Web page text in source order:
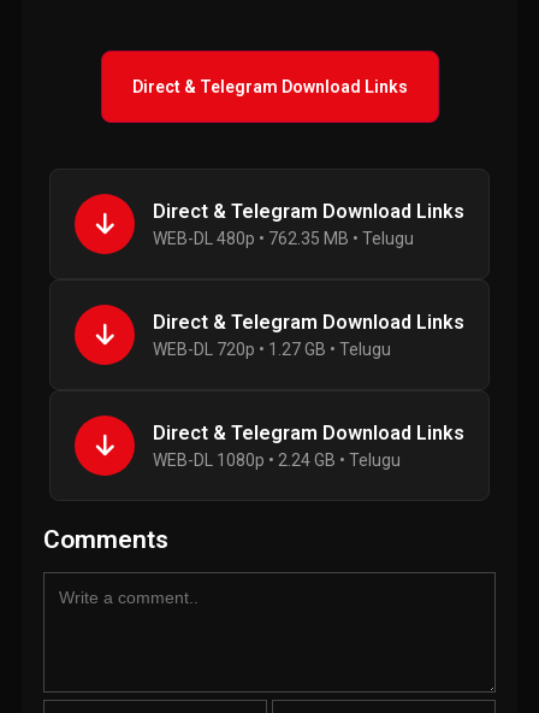
Direct & Telegram Download Links
Direct & Telegram Download Links
WEB-DL 480p • 762.35 MB • Telugu
Direct & Telegram Download Links
WEB-DL 720p • 1.27 GB • Telugu
Direct & Telegram Download Links
WEB-DL 1080p • 2.24 GB • Telugu
Comments